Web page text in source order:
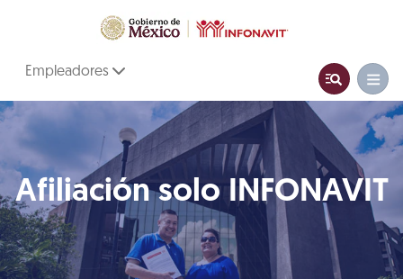
Empleadores
Afiliación solo INFONAVIT